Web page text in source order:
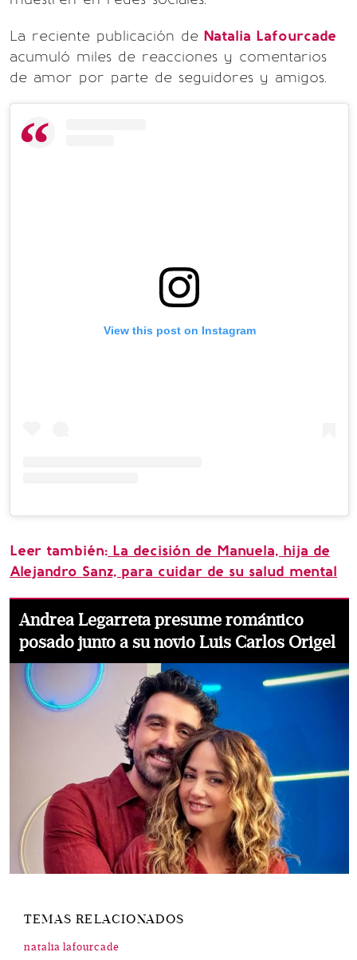
La reciente publicación de Natalia Lafourcade
acumuló miles de reacciones y comentarios
de amor por parte de seguidores y amigos.
View this post on Instagram
Leer también: La decisión de Manuela, hija de
Alejandro Sanz, para cuidar de su salud mental
Andrea Legarreta presume romántico
posado junto a su novio Luis Carlos Origel
TEMAS RELACIONADOS
natalia lafourcade